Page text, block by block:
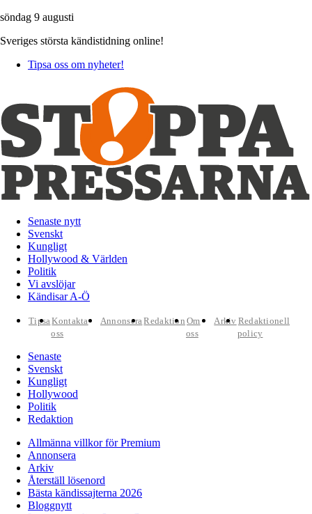
söndag 9 augusti
Sveriges största kändistidning online!
Tipsa oss om nyheter!
Senaste nytt
Svenskt
Kungligt
Hollywood & Världen
Politik
Vi avslöjar
Kändisar A-Ö
TipsaKontakta
oss
AnnonseraRedaktion Om
oss
Arkiv Redaktionell
policy
Senaste
Svenskt
Kungligt
Hollywood
Politik
Redaktion
Allmänna villkor för Premium
Annonsera
Arkiv
Återställ lösenord
Bästa kändissajterna 2026
Bloggnytt